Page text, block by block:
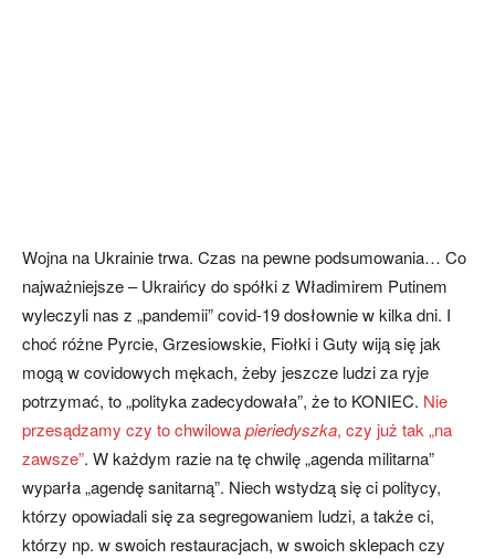
Wojna na Ukrainie trwa. Czas na pewne podsumowania… Co
najważniejsze – Ukraińcy do spółki z Władimirem Putinem
wyleczyli nas z „pandemii” covid-19 dosłownie w kilka dni. I
choć różne Pyrcie, Grzesiowskie, Fiołki i Guty wiją się jak
mogą w covidowych mękach, żeby jeszcze ludzi za ryje
potrzymać, to „polityka zadecydowała”, że to KONIEC. Nie
przesądzamy czy to chwilowapieriedyszka, czy już tak „na
zawsze”. W każdym razie na tę chwilę „agenda militarna”
wyparła „agendę sanitarną”. Niech wstydzą się ci politycy,
którzy opowiadali się za segregowaniem ludzi, a także ci,
którzy np. w swoich restauracjach, w swoich sklepach czy